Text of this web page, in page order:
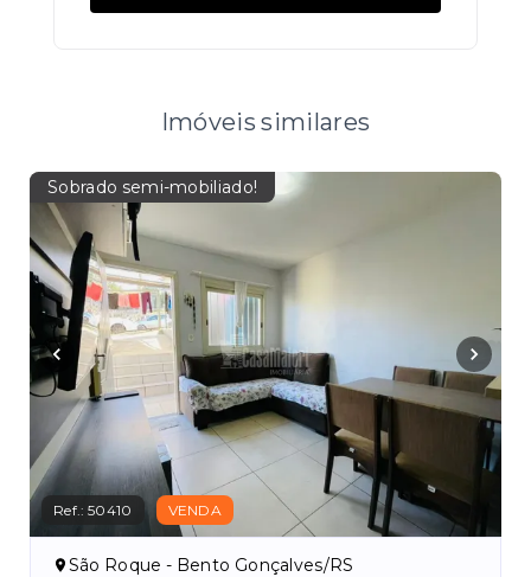
Imóveis similares
Sobrado semi-mobiliado!
Ref.:50410 VENDA
São Roque - Bento Gonçalves/RS